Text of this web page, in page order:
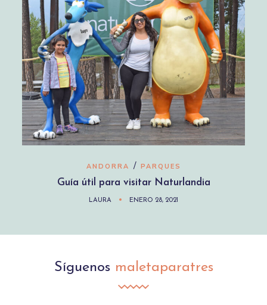
ANDORRA / PARQUES
Guía útil para visitar Naturlandia
LAURA ENERO 28, 2021
Síguenos maletaparatres